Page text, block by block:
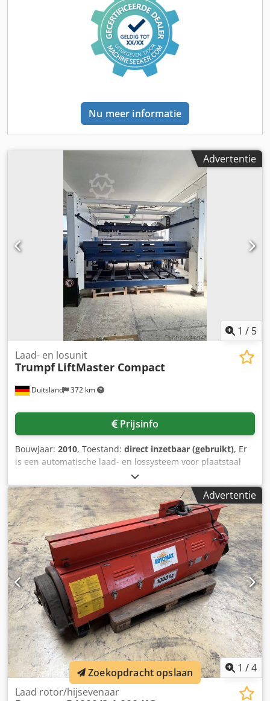
Nu meer informatie
Advertentie
1 / 5
Duitsland 372 km
Laad- en losunit
Trumpf LiftMaster Compact
Prijsinfo
Bouwjaar: 2010, Toestand: direct inzetbaar (gebruikt), Er
is een automatische laad- en lossysteem voor plaatstaal
beschikbaar, van Trumpf, voor lasersnijmachines.
Maximale plaatstaalafmetingen X/Y: 3000 mm/1500 mm,
minimale afmetingen van de te lossen onderdelen X/Y: 150
mm/150 mm, maximaal gewicht van de plaatstaal: 1100 kg,
maximale stapelhoogte bij het laden: 300 mm.
Documentatie is aanwezig. Een bezichtiging ter plaatse is
mogelijk. Dodpfxszp Rgdo Ac Teck
Advertentie
1 /4
Laad rotor/hijsevenaar
Zoekopdracht opslaan